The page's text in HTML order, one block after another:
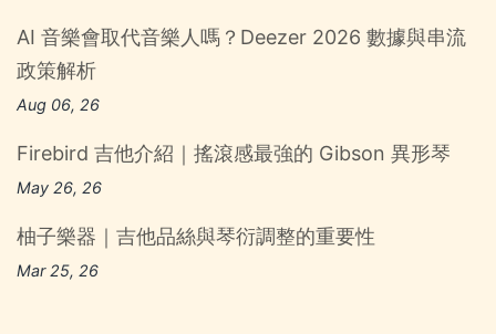
AI 音樂會取代音樂人嗎？Deezer 2026 數據與串流
政策解析
Aug 06, 26
Firebird 吉他介紹｜搖滾感最強的 Gibson 異形琴
May 26, 26
柚子樂器｜吉他品絲與琴衍調整的重要性
Mar 25, 26